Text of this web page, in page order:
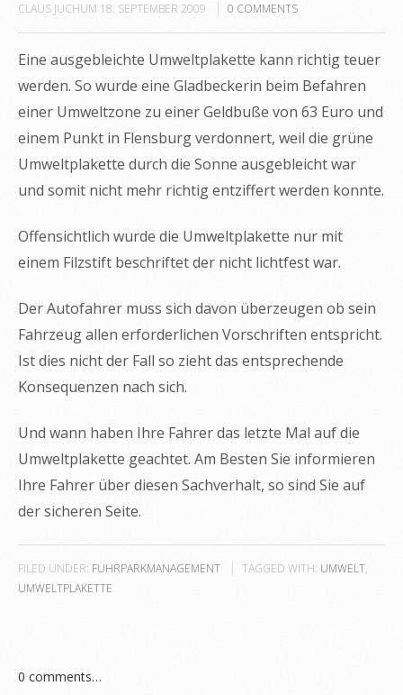
CLAUS JUCHUM 18. SEPTEMBER 2009 0 COMMENTS
Eine ausgebleichte Umweltplakette kann richtig teuer
werden. So wurde eine Gladbeckerin beim Befahren
einer Umweltzone zu einer Geldbuße von 63 Euro und
einem Punkt in Flensburg verdonnert, weil die grüne
Umweltplakette durch die Sonne ausgebleicht war
und somit nicht mehr richtig entziffert werden konnte.
Offensichtlich wurde die Umweltplakette nur mit
einem Filzstift beschriftet der nicht lichtfest war.
Der Autofahrer muss sich davon überzeugen ob sein
Fahrzeug allen erforderlichen Vorschriften entspricht.
Ist dies nicht der Fall so zieht das entsprechende
Konsequenzen nach sich.
Und wann haben Ihre Fahrer das letzte Mal auf die
Umweltplakette geachtet. Am Besten Sie informieren
Ihre Fahrer über diesen Sachverhalt, so sind Sie auf
der sicheren Seite.
FILED UNDER: FUHRPARKMANAGEMENT TAGGED WITH: UMWELT,
UMWELTPLAKETTE
0 comments…